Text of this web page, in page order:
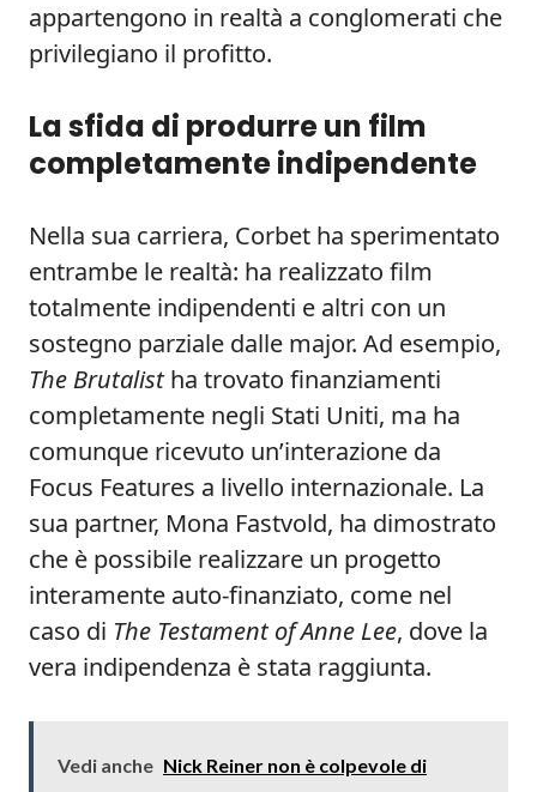
appartengono in realtà a conglomerati che
privilegiano il profitto.
La sfida di produrre un film
completamente indipendente
Nella sua carriera, Corbet ha sperimentato
entrambe le realtà: ha realizzato film
totalmente indipendenti e altri con un
sostegno parziale dalle major. Ad esempio,
The Brutalistha trovato finanziamenti
completamente negli Stati Uniti, ma ha
comunque ricevuto un’interazione da
Focus Features a livello internazionale. La
sua partner, Mona Fastvold, ha dimostrato
che è possibile realizzare un progetto
interamente auto-finanziato, come nel
caso di The Testament of Anne Lee, dove la
vera indipendenza è stata raggiunta.
Vedi anche Nick Reiner non è colpevole di